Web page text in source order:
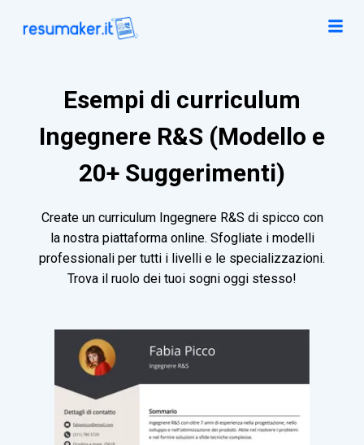
Esempi di curriculum
Ingegnere R&S (Modello e
20+ Suggerimenti)
Create un curriculum Ingegnere R&S di spicco con
la nostra piattaforma online. Sfogliate i modelli
professionali per tutti i livelli e le specializzazioni.
Trova il ruolo dei tuoi sogni oggi stesso!